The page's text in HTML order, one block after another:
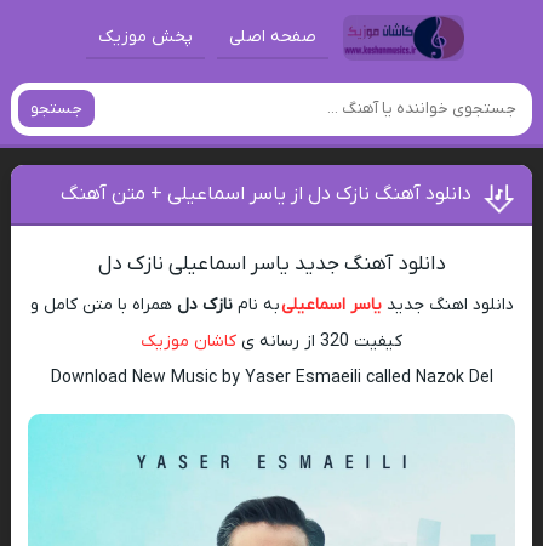
صفحه اصلی پخش موزیک
جستجو
دانلود آهنگ نازک دل از یاسر اسماعیلی + متن آهنگ
دانلود آهنگ جدید یاسر اسماعیلی نازک دل
دانلود اهنگ جدیدیاسر اسماعیلیبه نامنازک دل همراه با متن کامل و
کیفیت 320 از رسانه ی
کاشان موزیک
Download New Music by Yaser Esmaeili called Nazok Del